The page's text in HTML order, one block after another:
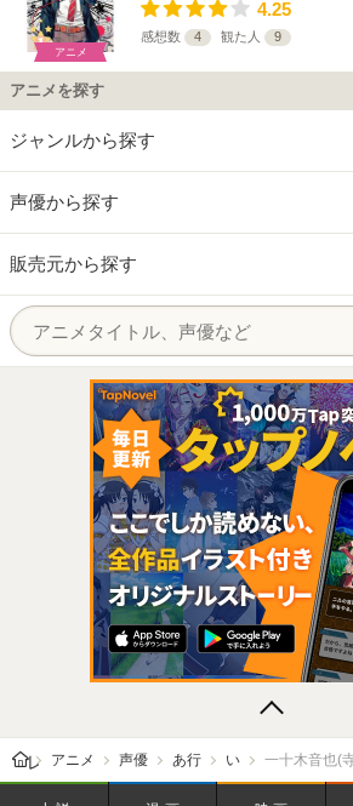
アニメ
4.25
感想数 4 観た人 9
アニメを探す
ジャンルから探す
声優から探す
販売元から探す
レビューン トップ
アニメ 声優 あ行 い 一十木音也(